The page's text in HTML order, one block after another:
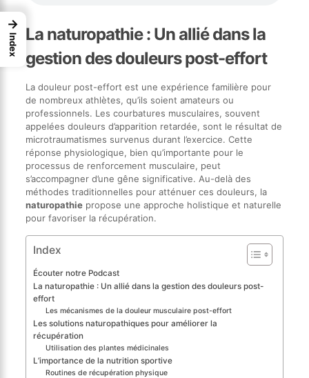
La naturopathie : Un allié dans la
gestion des douleurs post-effort
La douleur post-effort est une expérience familière pour
de nombreux athlètes, qu’ils soient amateurs ou
professionnels. Les courbatures musculaires, souvent
appelées douleurs d’apparition retardée, sont le résultat de
microtraumatismes survenus durant l’exercice. Cette
réponse physiologique, bien qu’importante pour le
processus de renforcement musculaire, peut
s’accompagner d’une gêne significative. Au-delà des
méthodes traditionnelles pour atténuer ces douleurs, la
naturopathiepropose une approche holistique et naturelle
pour favoriser la récupération.
Index
Écouter notre Podcast
La naturopathie : Un allié dans la gestion des douleurs post-
effort
Les mécanismes de la douleur musculaire post-effort
Les solutions naturopathiques pour améliorer la
récupération
Utilisation des plantes médicinales
L’importance de la nutrition sportive
Routines de récupération physique
→
Index